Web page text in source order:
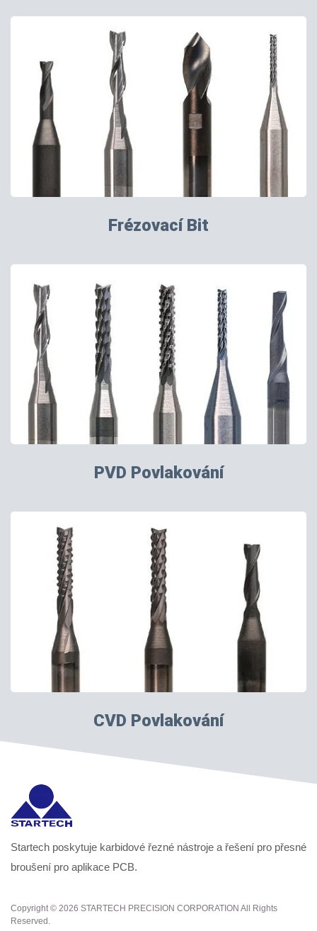
Frézovací Bit
PVD Povlakování
CVD Povlakování
Startech poskytuje karbidové řezné nástroje a řešení pro přesné
broušení pro aplikace PCB.
Copyright © 2026 STARTECH PRECISION CORPORATION All Rights
Reserved.